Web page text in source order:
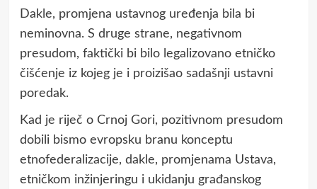
Dakle, promjena ustavnog uređenja bila bi
neminovna. S druge strane, negativnom
presudom, faktički bi bilo legalizovano etničko
čišćenje iz kojeg je i proizišao sadašnji ustavni
poredak.
Kad je riječ o Crnoj Gori, pozitivnom presudom
dobili bismo evropsku branu konceptu
etnofederalizacije, dakle, promjenama Ustava,
etničkom inžinjeringu i ukidanju građanskog